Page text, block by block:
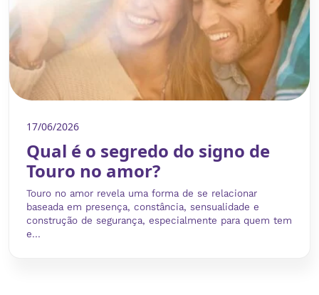
17/06/2026
Qual é o segredo do signo de
Touro no amor?
Touro no amor revela uma forma de se relacionar
baseada em presença, constância, sensualidade e
construção de segurança, especialmente para quem tem
e...